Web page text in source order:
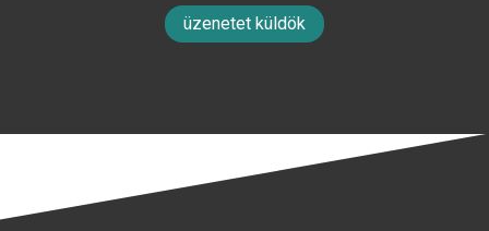
üzenetet küldök